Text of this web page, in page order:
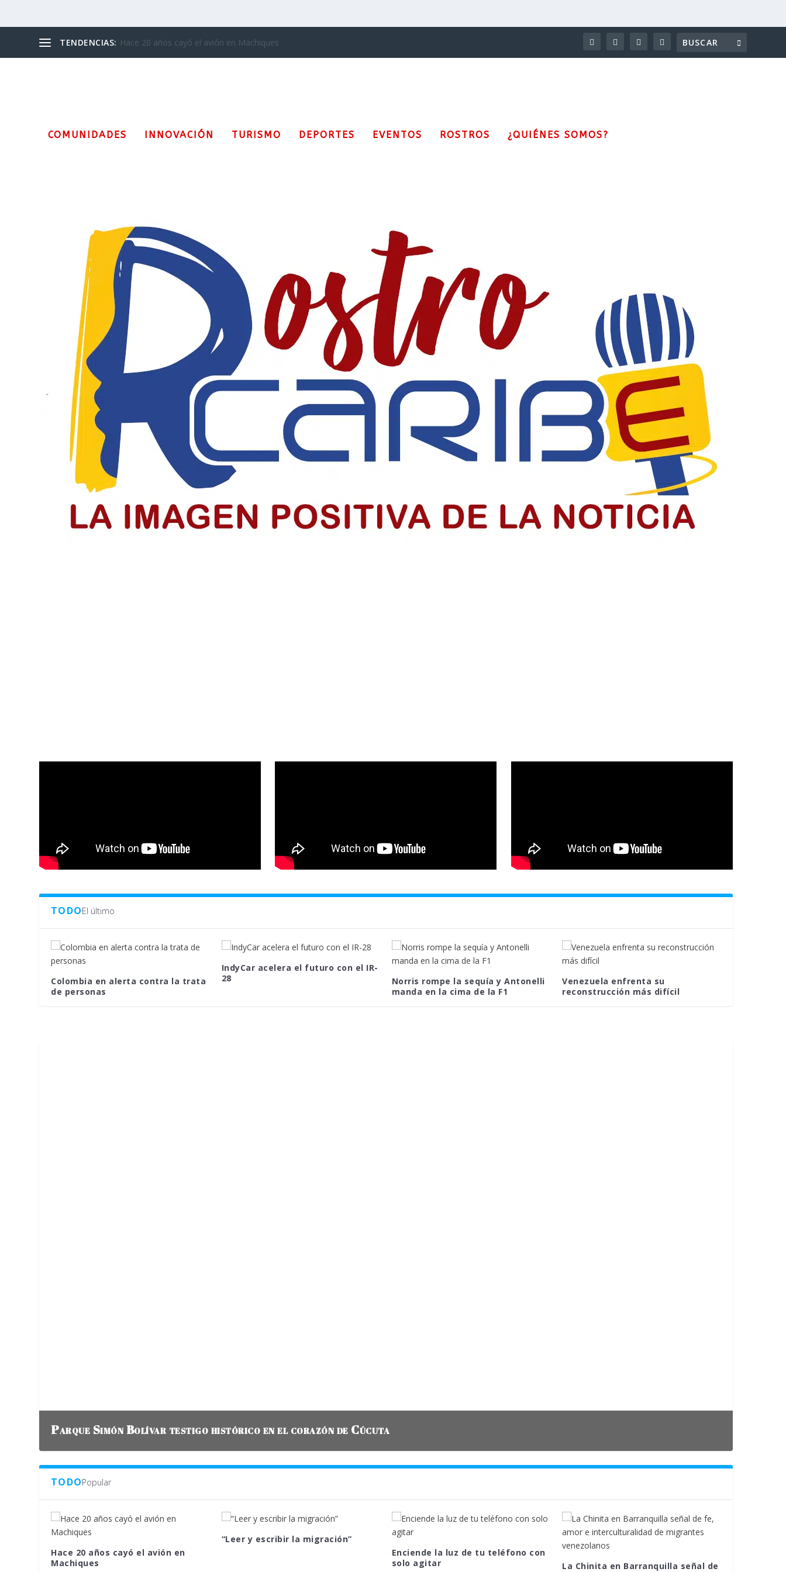
TENDENCIAS: “Leer y escribir la migración”
COMUNIDADES INNOVACIÓN TURISMO DEPORTES EVENTOS ROSTROS ¿QUIÉNES SOMOS?
El Día del Periodista y Comunicador SociaI en Colombia
El periodista y comunicador social en Colombia paga un precio alto por informar, pero su labor sigue sosteniendo la democracia y construyendo país
LEER MÁS
Jóvenes de Chiquinquirá cierran el ciclo sacramental del centenario
Jóvenes recibieron la confirmación en el cierre del ciclo sacramental del centenario de la Parroquia Chiquinquirá en Barranquilla
LEER MÁS
TODOEl último
Colombia en alerta contra la trata
de personas
IndyCar acelera el futuro con el IR-
28
Norris rompe la sequía y Antonelli
manda en la cima de la F1
Venezuela enfrenta su
reconstrucción más difícil
Parque Simón Bolívar testigo histórico en el corazón de Cúcuta
TODOPopular
Hace 20 años cayó el avión en
Machiques
“Leer y escribir la migración”
Enciende la luz de tu teléfono con
solo agitar
La Chinita en Barranquilla señal de